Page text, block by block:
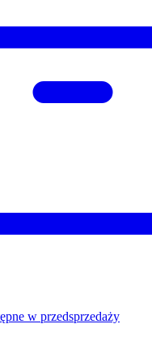
w przedsprzedaży